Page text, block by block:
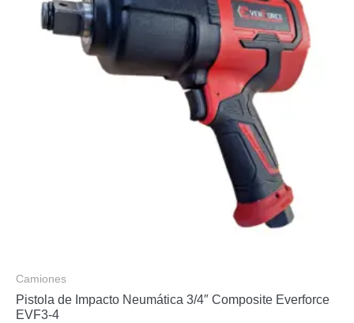
Camiones
Pistola de Impacto Neumática 3/4″ Composite Everforce
EVF3-4